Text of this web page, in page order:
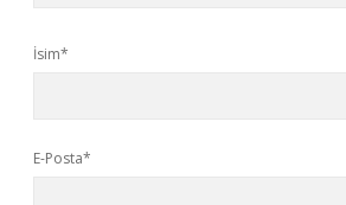
İsim*
E-Posta*